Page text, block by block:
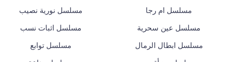
مسلسل ام رجا مسلسل نورية نصيب
مسلسل عين سحرية مسلسل اثبات نسب
مسلسل ابطال الرمال مسلسل توابع